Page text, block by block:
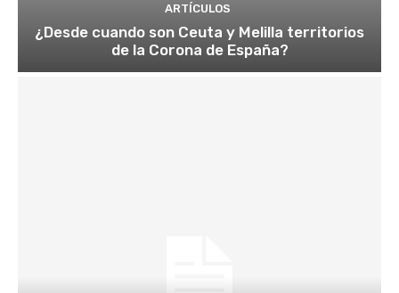
ARTÍCULOS
¿Desde cuando son Ceuta y Melilla territorios
de la Corona de España?